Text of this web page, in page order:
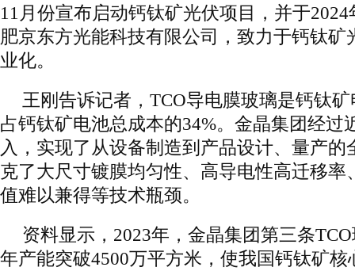
11月份宣布启动钙钛矿光伏项目，并于
肥京东方光能科技有限公司，致力于钙钛矿
业化。
王刚告诉记者，TCO导电膜玻璃是钙钛
占钙钛矿电池总成本的34%。金晶集团经过
入，实现了从设备制造到产品设计、量产的
克了大尺寸镀膜均匀性、高导电性高迁移率
值难以兼得等技术瓶颈。
资料显示，2023年，金晶集团第三条
年产能突破4500万平方米，使我国钙钛矿